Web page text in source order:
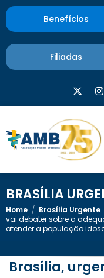
Benefícios
Filiadas
BRASÍLIA
Home / Brasília Urgente
vai debater sobre a
atender a população
Brasília,